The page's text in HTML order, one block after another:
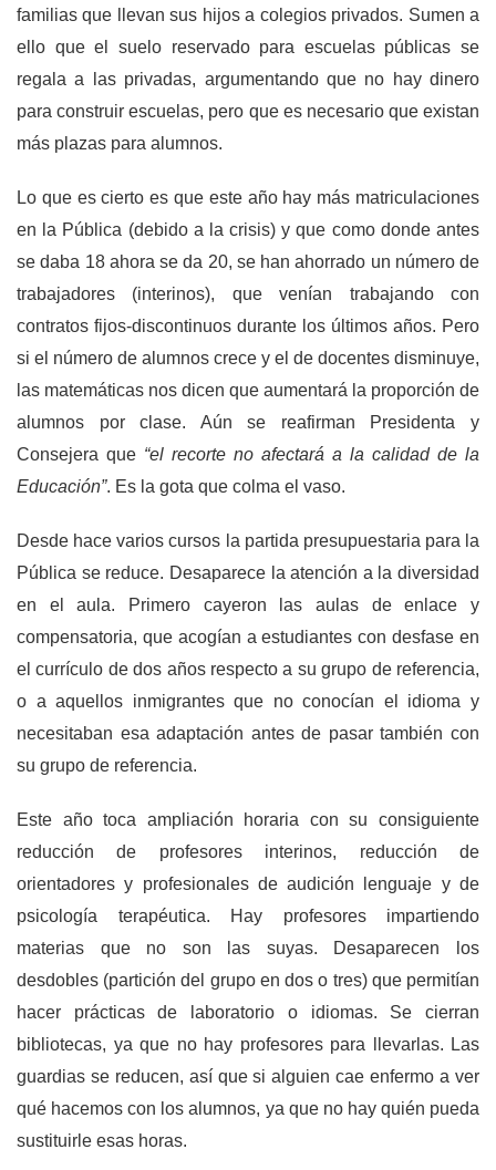
familias que llevan sus hijos a colegios privados. Sumen a
ello que el suelo reservado para escuelas públicas se
regala a las privadas, argumentando que no hay dinero
para construir escuelas, pero que es necesario que existan
más plazas para alumnos.
Lo que es cierto es que este año hay más matriculaciones
en la Pública (debido a la crisis) y que como donde antes
se daba 18 ahora se da 20, se han ahorrado un número de
trabajadores (interinos), que venían trabajando con
contratos fijos-discontinuos durante los últimos años. Pero
si el número de alumnos crece y el de docentes disminuye,
las matemáticas nos dicen que aumentará la proporción de
alumnos por clase. Aún se reafirman Presidenta y
Consejera que “el recorte no afectará a la calidad de la
Educación”. Es la gota que colma el vaso.
Desde hace varios cursos la partida presupuestaria para la
Pública se reduce. Desaparece la atención a la diversidad
en el aula. Primero cayeron las aulas de enlace y
compensatoria, que acogían a estudiantes con desfase en
el currículo de dos años respecto a su grupo de referencia,
o a aquellos inmigrantes que no conocían el idioma y
necesitaban esa adaptación antes de pasar también con
su grupo de referencia.
Este año toca ampliación horaria con su consiguiente
reducción de profesores interinos, reducción de
orientadores y profesionales de audición lenguaje y de
psicología terapéutica. Hay profesores impartiendo
materias que no son las suyas. Desaparecen los
desdobles (partición del grupo en dos o tres) que permitían
hacer prácticas de laboratorio o idiomas. Se cierran
bibliotecas, ya que no hay profesores para llevarlas. Las
guardias se reducen, así que si alguien cae enfermo a ver
qué hacemos con los alumnos, ya que no hay quién pueda
sustituirle esas horas.